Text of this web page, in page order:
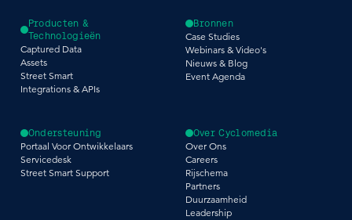
Producten &
Technologieën
Captured Data
Assets
Street Smart
Integrations & APIs
Bronnen
Case Studies
Webinars & Video's
Nieuws & Blog
Event Agenda
Ondersteuning
Portaal Voor Ontwikkelaars
Servicedesk
Street Smart Support
Over Cyclomedia
Over Ons
Careers
Rijschema
Partners
Duurzaamheid
Leadership